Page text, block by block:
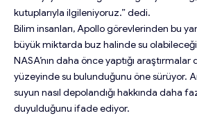
kutuplarıyla ilgileniyoruz.” dedi.
Bilim insanları, Apollo görevlerinden bu
büyük miktarda buz halinde su
NASA’nın daha önce yaptığı araştırmalar
yüzeyinde su bulunduğunu öne sürüyor.
suyun nasıl depolandığı hakkında daha
duyulduğunu ifade ediyor.